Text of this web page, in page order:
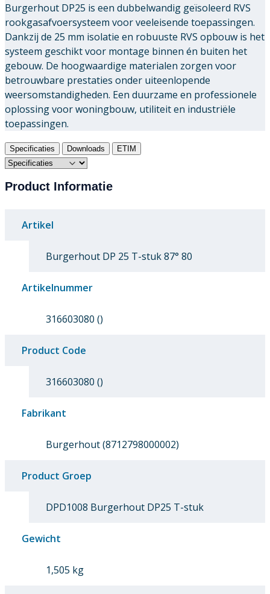
Burgerhout DP25 is een dubbelwandig geïsoleerd RVS
rookgasafvoersysteem voor veeleisende toepassingen.
Dankzij de 25 mm isolatie en robuuste RVS opbouw is het
systeem geschikt voor montage binnen én buiten het
gebouw. De hoogwaardige materialen zorgen voor
betrouwbare prestaties onder uiteenlopende
weersomstandigheden. Een duurzame en professionele
oplossing voor woningbouw, utiliteit en industriële
toepassingen.
Specificaties Downloads ETIM
Product Informatie
Artikel
Burgerhout DP 25 T-stuk 87° 80
Artikelnummer
316603080 ()
Product Code
316603080 ()
Fabrikant
Burgerhout (8712798000002)
Product Groep
DPD1008 Burgerhout DP25 T-stuk
Gewicht
1,505 kg